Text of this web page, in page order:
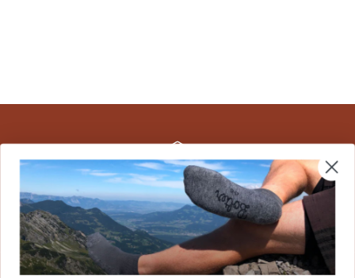
KOSTENLOSER VERSAND
Bei Lieferungen nach Öster­reich & Deutsch­land ab € 49,- Bestell­wert. Für Eu­
ropa & Schweiz ab € 70,- Bestellwert versand­kosten­frei.